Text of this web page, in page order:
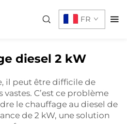
FR
diesel 2 kW
il peut être difficile de
vastes. C’est ce problème
le chauffage au diesel de
de 2 kW, une solution